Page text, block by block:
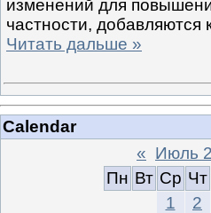
изменений для
частности, добавляются
Читать дальше »
Calendar
« Июль
Пн Вт Ср Чт
1
2